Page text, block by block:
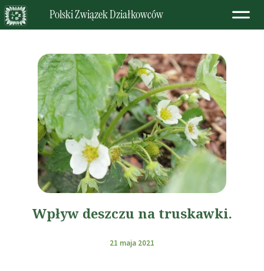
Polski Związek Działkowców
21 maja 2021
Wpływ deszczu na truskawki.